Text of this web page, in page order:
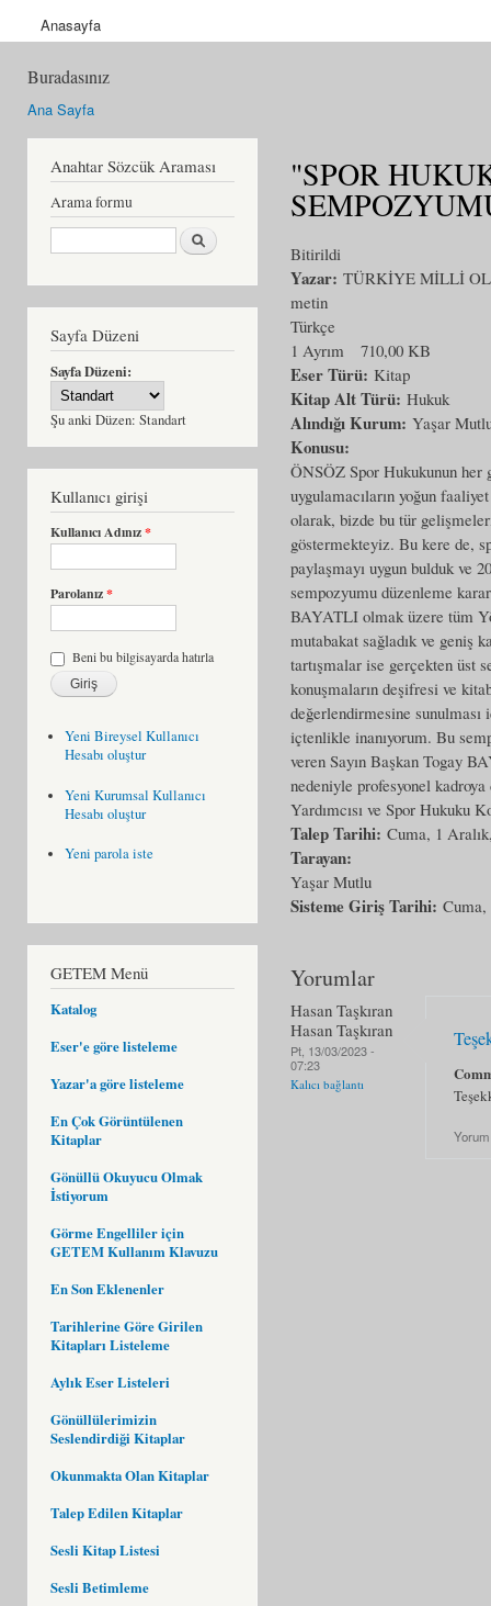
Anasayfa
Buradasınız
Ana Sayfa
Anahtar Sözcük Araması
Arama formu
Ara
Sayfa Düzeni
Sayfa Düzeni:
Şu anki Düzen: Standart
Kullanıcı girişi
Kullanıcı Adınız*
Parolanız*
Beni bu bilgisayarda hatırla
Yeni Bireysel Kullanıcı
Hesabı oluştur
Yeni Kurumsal Kullanıcı
Hesabı oluştur
Yeni parola iste
GETEM Menü
Katalog
Eser'e göre listeleme
Yazar'a göre listeleme
En Çok Görüntülenen
Kitaplar
Gönüllü Okuyucu Olmak
İstiyorum
Görme Engelliler için
GETEM Kullanım Klavuzu
En Son Eklenenler
Tarihlerine Göre Girilen
Kitapları Listeleme
Aylık Eser Listeleri
Gönüllülerimizin
Seslendirdiği Kitaplar
Okunmakta Olan Kitaplar
Talep Edilen Kitaplar
Sesli Kitap Listesi
Sesli Betimleme
"SPOR
Bitirildi
Yazar: TÜRKİYE MİLLİ
metin
Türkçe
1 Ayrım
710,00 KB
Eser Türü: Kitap
Kitap Alt Türü: Hukuk
Alındığı Kurum: Yaşar
Konusu:
ÖNSÖZ Spor Hukukunun her
uygulamacıların yoğun
olarak, bizde bu tür
göstermekteyiz. Bu kere de,
paylaşmayı uygun bulduk ve
sempozyumu düzenleme
BAYATLI olmak üzere tüm
mutabakat sağladık ve geniş
tartışmalar ise gerçekten üst
konuşmaların deşifresi ve
değerlendirmesine sunulması
içtenlikle inanıyorum. Bu
veren Sayın Başkan Togay
nedeniyle profesyonel
Yardımcısı ve Spor Hukuku
Talep Tarihi: Cuma, 1
Tarayan:
Yaşar Mutlu
Sisteme Giriş Tarihi: Cuma,
Yorumlar
Hasan Taşkıran
Hasan Taşkıran
Pt, 13/03/2023 -
07:23
Kalıcı bağlantı